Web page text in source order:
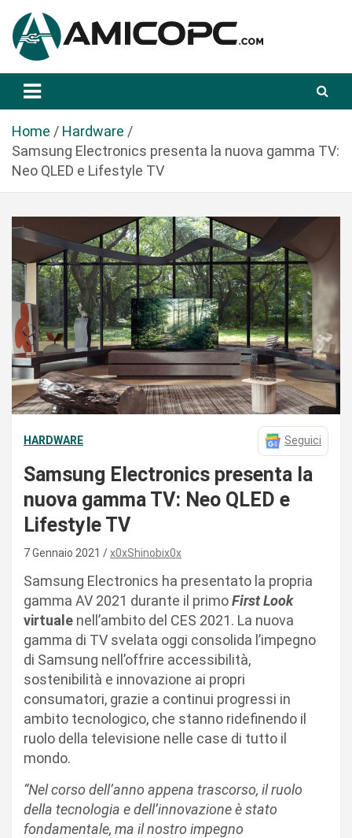
a
Amicopc.com
Home
Hardware
Samsung Electronics presenta la nuova gamma TV:
Neo QLED e Lifestyle TV
HARDWARE Seguici
Samsung Electronics presenta la
nuova gamma TV: Neo QLED e
Lifestyle TV
7 Gennaio 2021 x0xShinobix0x
Samsung Electronics ha presentato la propria
gamma AV 2021 durante il primoFirst Look
virtuale nell’ambito del CES 2021. La nuova
gamma di TV svelata oggi consolida l’impegno
di Samsung nell’offrire accessibilità,
sostenibilità e innovazione ai propri
consumatori, grazie a continui progressi in
ambito tecnologico, che stanno ridefinendo il
ruolo della televisione nelle case di tutto il
mondo.
“Nel corso dell’anno appena trascorso, il ruolo
della tecnologia e dell’innovazione è stato
fondamentale, ma il nostro impegno